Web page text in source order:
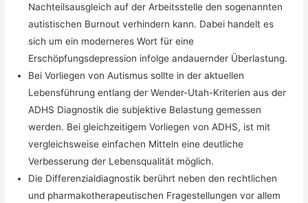
Nachteilsausgleich auf der Arbeitsstelle den sogenannten
autistischen Burnout verhindern kann. Dabei handelt es
sich um ein moderneres Wort für eine
Erschöpfungsdepression infolge andauernder Überlastung.
Bei Vorliegen von Autismus sollte in der aktuellen
Lebensführung entlang der Wender-Utah-Kriterien aus der
ADHS Diagnostik die subjektive Belastung gemessen
werden. Bei gleichzeitigem Vorliegen von ADHS, ist mit
vergleichsweise einfachen Mitteln eine deutliche
Verbesserung der Lebensqualität möglich.
Die Differenzialdiagnostik berührt neben den rechtlichen
und pharmakotherapeutischen Fragestellungen vor allem